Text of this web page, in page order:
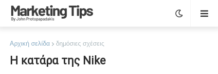
Αρχική σελίδα δημόσιες σχέσεις
Η κατάρα της Nike